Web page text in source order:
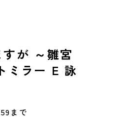
が ～雛宮
ミラー E 詠
まで